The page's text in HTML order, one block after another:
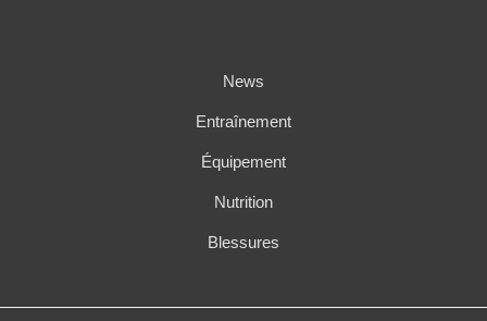
News
Entraînement
Équipement
Nutrition
Blessures